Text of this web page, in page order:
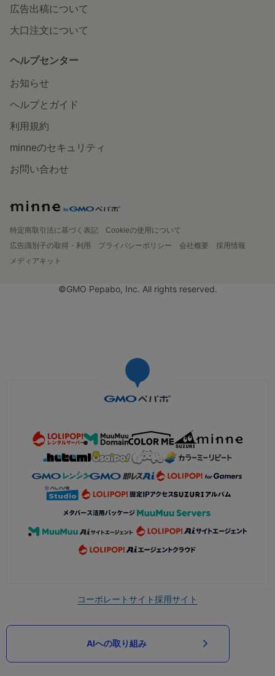
広告出稿について
大口注文について
ヘルプセンター
お知らせ
ヘルプとガイド
利用規約
minneのセキュリティ
お問い合わせ
特定商取引法に基づく表記
Cookieの使用について
広告識別子の取得・利用
プライバシーポリシー 会社概要
採用情報
メディアキット
©GMO Pepabo, Inc. All rights reserved.
コーポレートサイト採用サイト
AIへの取り組み